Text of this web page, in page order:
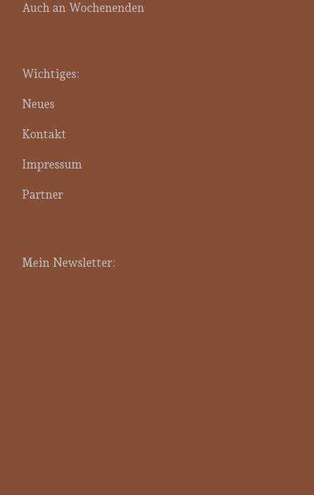
Auch an Wochenenden
Wichtiges:
Neues
Kontakt
Impressum
Partner
Mein Newsletter: